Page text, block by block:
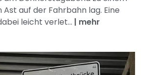
auf der Fahrbahn lag. Eine
leicht verlet... | mehr